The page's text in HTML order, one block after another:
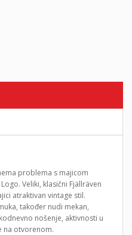
problema s majicom
Veliki, klasični Fjällräven
atraktivan vintage stil.
također nudi mekan,
nošenje, aktivnosti u
na otvorenom.